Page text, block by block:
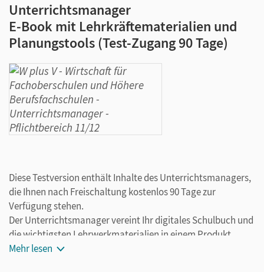
Unterrichtsmanager
E-Book mit Lehrkräftematerialien und
Planungstools (Test-Zugang 90 Tage)
Diese Testversion enthält Inhalte des Unterrichtsmanagers,
die Ihnen nach Freischaltung kostenlos 90 Tage zur
Verfügung stehen.
Der Unterrichtsmanager vereint Ihr digitales Schulbuch und
die wichtigsten Lehrwerkmaterialien in einem Produkt.
Ergänzt um hilfreiche Planungstools, vereinfacht er Ihre
Mehr lesen